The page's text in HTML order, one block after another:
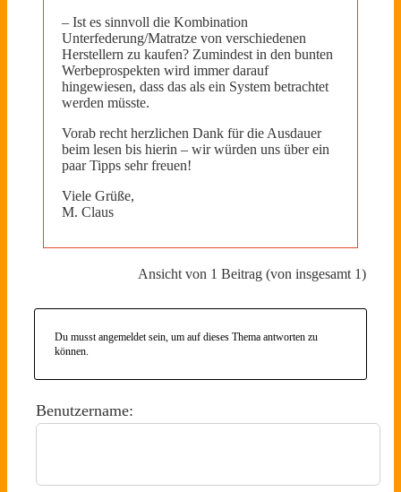
– Ist es sinnvoll die Kombination
Unterfederung/Matratze von verschiedenen
Herstellern zu kaufen? Zumindest in den bunten
Werbeprospekten wird immer darauf
hingewiesen, dass das als ein System betrachtet
werden müsste.
Vorab recht herzlichen Dank für die Ausdauer
beim lesen bis hierin – wir würden uns über ein
paar Tipps sehr freuen!
Viele Grüße,
M. Claus
Ansicht von 1 Beitrag (von insgesamt 1)
Du musst angemeldet sein, um auf dieses Thema antworten zu
können.
Benutzername: